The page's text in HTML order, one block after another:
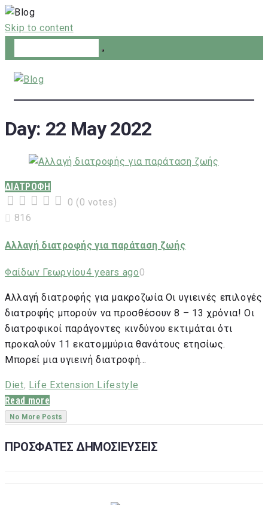
Skip to content
Day: 22 May 2022
ΔΙΑΤΡΟΦΗ
2
1
0 (0 votes)
816
Αλλαγή διατροφής για παράταση ζωής
Φαίδων Γεωργίου4 years ago0
Αλλαγή διατροφής για μακροζωία Οι υγιεινές επιλογές
διατροφής μπορούν να προσθέσουν 8 – 13 χρόνια! Οι
διατροφικοί παράγοντες κινδύνου εκτιμάται ότι
προκαλούν 11 εκατομμύρια θανάτους ετησίως.
Μπορεί μια υγιεινή διατροφή…
Diet, Life Extension Lifestyle
Read more
No More Posts
ΠΡΟΣΦΑΤΕΣ ΔΗΜΟΣΙΕΥΣΕΙΣ